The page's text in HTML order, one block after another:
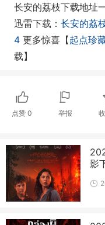
长安的荔枝下载地址
迅雷下载： 长安的荔
4 更多惊喜【起点珍
载】
点赞 0 举报
影